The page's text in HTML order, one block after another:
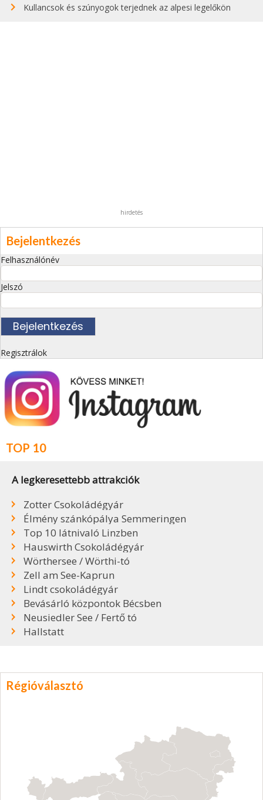
Kullancsok és szúnyogok terjednek az alpesi legelőkön
hirdetés
Bejelentkezés
Felhasználónév
Jelszó
Regisztrálok
TOP 10
A legkeresettebb attrakciók
Zotter Csokoládégyár
Élmény szánkópálya Semmeringen
Top 10 látnivaló Linzben
Hauswirth Csokoládégyár
Wörthersee / Wörthi-tó
Zell am See-Kaprun
Lindt csokoládégyár
Bevásárló központok Bécsben
Neusiedler See / Fertő tó
Hallstatt
Régióválasztó